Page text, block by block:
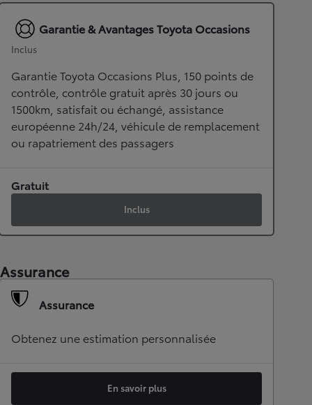
Garantie & Avantages Toyota Occasions
Inclus
Garantie Toyota Occasions Plus, 150 points de
contrôle, contrôle gratuit après 30 jours ou
1500km, satisfait ou échangé, assistance
européenne 24h/24, véhicule de remplacement
ou rapatriement des passagers
Gratuit
Inclus
Assurance
Assurance
Obtenez une estimation personnalisée
En savoir plus